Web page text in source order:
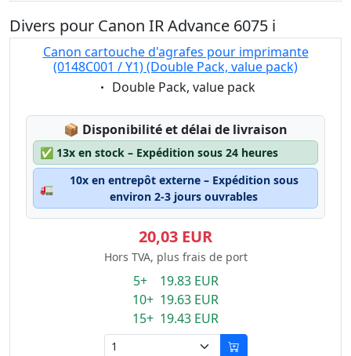
Divers pour Canon IR Advance 6075 i
Canon cartouche d'agrafes pour imprimante
(0148C001 / Y1) (Double Pack, value pack)
Eigenschaft:
Double Pack, value pack
📦 Lagerstatus:
Disponibilité et délai de livraison
✅ 13x en stock – Expédition sous 24 heures
🚛
10x en entrepôt externe – Expédition sous
environ 2-3 jours ouvrables
20,03 EUR
Hors TVA, plus frais de port
5+ 19.83 EUR
10+ 19.63 EUR
15+ 19.43 EUR